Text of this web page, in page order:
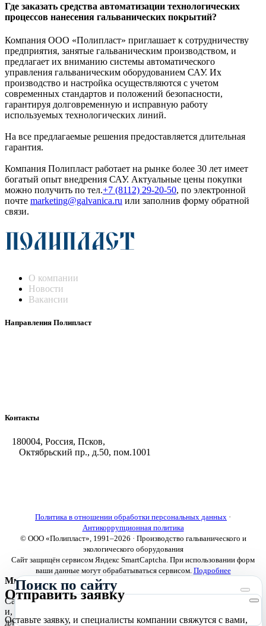
Где заказать средства автоматизации технологических
процессов нанесения гальванических покрытий?
Компания ООО «Полипласт» приглашает к сотрудничеству
предприятия, занятые гальваническим производством, и
предлагает их вниманию системы автоматического
управления гальваническим оборудованием САУ. Их
производство и настройка осуществляются с учетом
современных стандартов и положений безопасности,
гарантируя долговременную и исправную работу
используемых технологических линий.
На все предлагаемые решения предоставляется длительная
гарантия.
Компания Полипласт работает на рынке более 30 лет имеет
богатый опыт внедрения САУ. Актуальные цены покупки
можно получить по тел.+7 (8112) 29-20-50, по электронной
почте marketing@galvanica.ru или заполнив форму обратной
связи.
О компании
Новости
Вакансии
Направления Полипласт
Контакты
180004, Россия, Псков,
Октябрьский пр., д.50, пом.1001
Политика в отношении обработки персональных данных ·
Антикоррупционная политика
© ООО «Полипласт», 1991–2026 · Производство гальванического и
экологического оборудования
Сайт защищён сервисом Яндекс SmartCaptcha. При использовании форм
ваши данные могут обрабатываться сервисом. Подробнее
Поиск по сайту
Отправить заявку
Оставьте заявку, и специалисты компании свяжутся с вами,
Мы используем cookies
Сайт использует необходимые cookies для корректной работы
и, с вашего согласия, аналитические cookies Яндекс.Метрики
для улучшения сайта.Подробнее